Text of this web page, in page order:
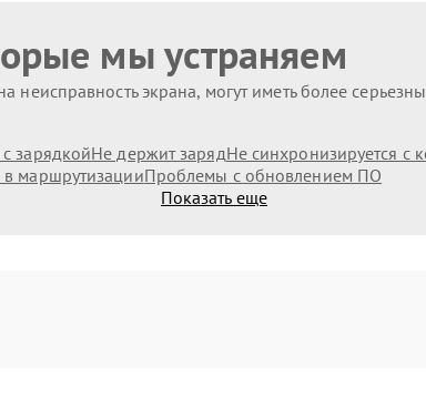
мы устраняем
экрана, могут иметь более
зарядкойНе держит зарядНе синхронизируется с
маршрутизацииПроблемы с обновлением ПО
Показать еще